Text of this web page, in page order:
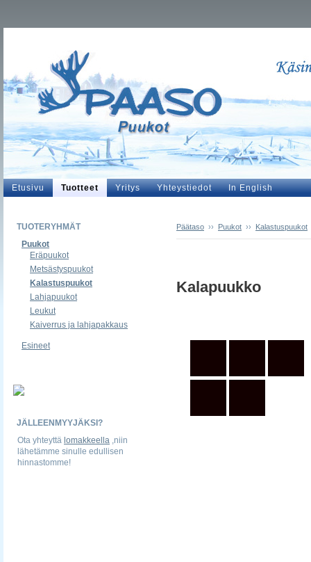
Etusivu Tuotteet Yritys Yhteystiedot In English
TUOTERYHMÄT
Puukot
Eräpuukot
Metsästyspuukot
Kalastuspuukot
Lahjapuukot
Leukut
Kaiverrus ja lahjapakkaus
Esineet
JÄLLEENMYYJÄKSI?
Ota yhteyttä lomakkeella ,niin
lähetämme sinulle edullisen
hinnastomme!
Päätaso ›› Puukot ›› Kalastuspuukot
Kalapuukko